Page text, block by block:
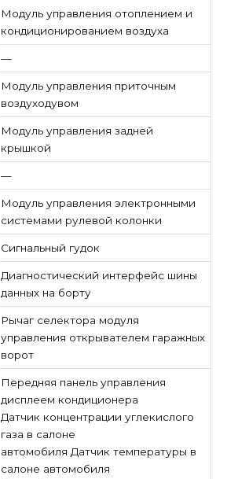
Модуль управления отоплением и
кондиционированием воздуха
—
Модуль управления приточным
воздуходувом
Модуль управления задней
крышкой
—
Модуль управления электронными
системами рулевой колонки
Сигнальный гудок
Диагностический интерфейс шины
данных на борту
Рычаг селектора модуля
управления открывателем гаражных
ворот
Передняя панель управления
дисплеем кондиционера
Датчик концентрации углекислого
газа в салоне
автомобиля Датчик температуры в
салоне автомобиля